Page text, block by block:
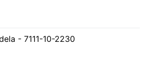
- 7111-10-2230